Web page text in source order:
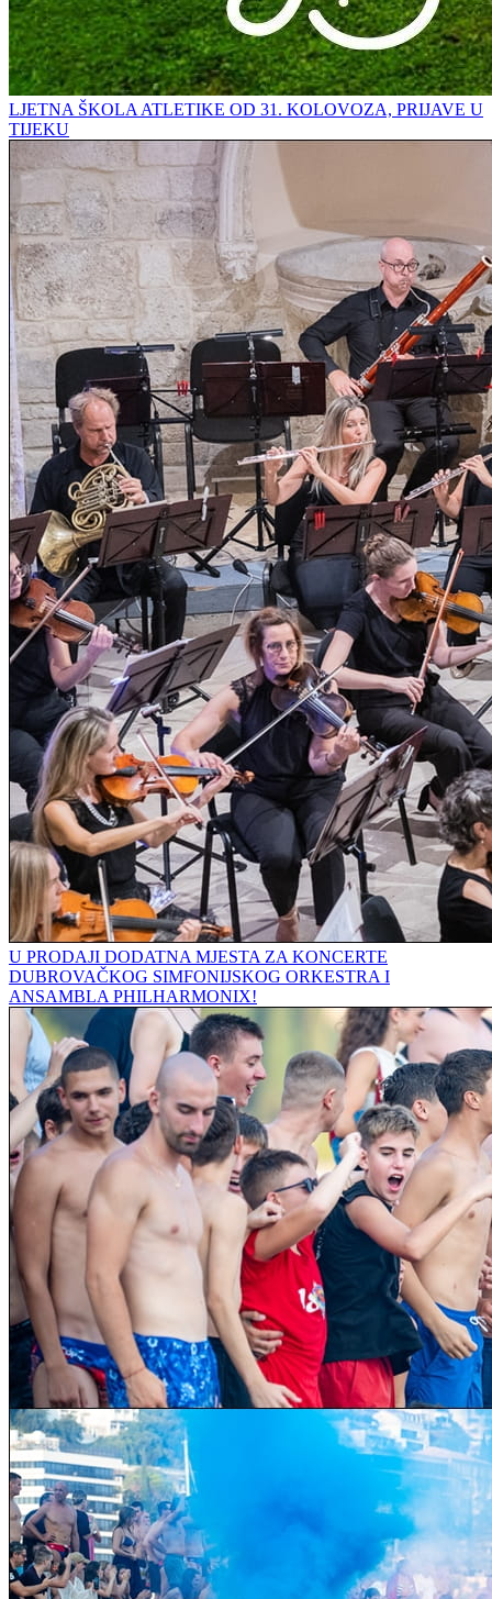
LJETNA ŠKOLA ATLETIKE OD 31. KOLOVOZA, PRIJAVE U
TIJEKU
U PRODAJI DODATNA MJESTA ZA KONCERTE
DUBROVAČKOG SIMFONIJSKOG ORKESTRA I
ANSAMBLA PHILHARMONIX!